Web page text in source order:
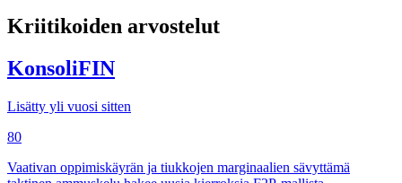
Kriitikoiden arvostelut
KonsoliFIN
Lisätty yli vuosi sitten
80
Vaativan oppimiskäyrän ja tiukkojen marginaalien sävyttämä